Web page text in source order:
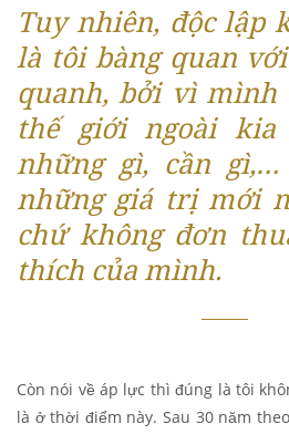
Tuy nhiên, độc lập
là tôi bàng quan
quanh, bởi vì mình
thế giới ngoài
những gì, cần
những giá trị mới
chứ không đơn
thích của mình.
Còn nói về áp lực thì đúng là tôi
là ở thời điểm này. Sau 30 năm